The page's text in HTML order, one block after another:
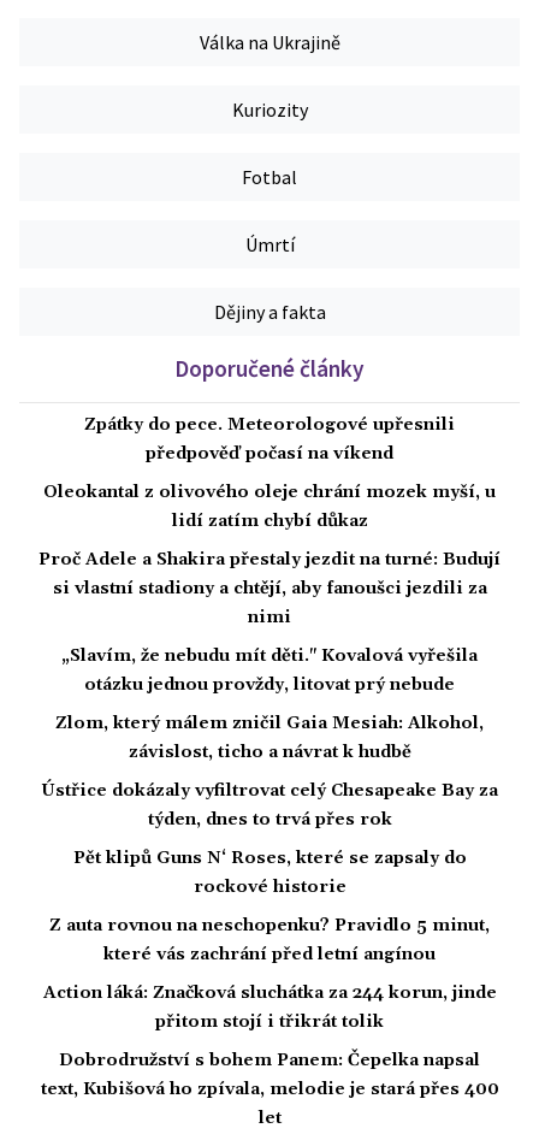
Válka na Ukrajině
Kuriozity
Fotbal
Úmrtí
Dějiny a fakta
Doporučené články
Zpátky do pece. Meteorologové upřesnili
předpověď počasí na víkend
Oleokantal z olivového oleje chrání mozek myší, u
lidí zatím chybí důkaz
Proč Adele a Shakira přestaly jezdit na turné: Budují
si vlastní stadiony a chtějí, aby fanoušci jezdili za
nimi
„Slavím, že nebudu mít děti." Kovalová vyřešila
otázku jednou provždy, litovat prý nebude
Zlom, který málem zničil Gaia Mesiah: Alkohol,
závislost, ticho a návrat k hudbě
Ústřice dokázaly vyfiltrovat celý Chesapeake Bay za
týden, dnes to trvá přes rok
Pět klipů Guns N‘ Roses, které se zapsaly do
rockové historie
Z auta rovnou na neschopenku? Pravidlo 5 minut,
které vás zachrání před letní angínou
Action láká: Značková sluchátka za 244 korun, jinde
přitom stojí i třikrát tolik
Dobrodružství s bohem Panem: Čepelka napsal
text, Kubišová ho zpívala, melodie je stará přes 400
let